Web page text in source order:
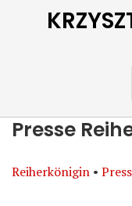
Presse
Reiherkönigin •